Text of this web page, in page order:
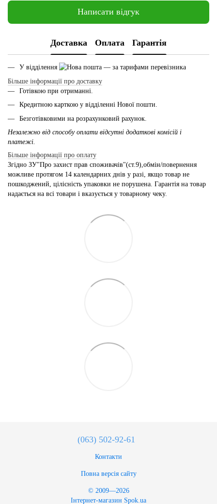
Написати відгук
Доставка Оплата Гарантія
У відділення
— за тарифами перевізника
Більше інформації про доставку
Готівкою при отриманні.
Кредитною карткою у відділенні Нової пошти.
Безготівковими на розрахунковий рахунок.
Незалежно від способу оплати відсутні додаткові комісій і
платежі.
Більше інформації про оплату
Згідно ЗУ"Про захист прав споживачів"(ст.9),обмін/повернення
можливе протягом 14 календарних днів у разі, якщо товар не
пошкоджений, цілісність упаковки не порушена. Гарантія на товар
надається на всі товари і вказується у товарному чеку.
(063) 502-92-61
Контакти
Повна версія сайту
© 2009—2026
Інтернет-магазин Spok.ua